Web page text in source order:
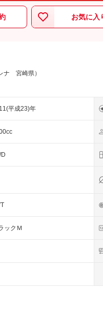
お気に入
ナ 宮崎県）
平成23)年
ックＭ